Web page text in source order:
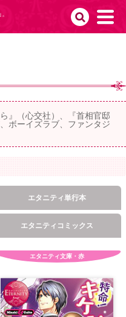
』（心交社）、『首相官邸
ボーイズラブ、ファンタジ
エタニティ単行本
エタニティコミックス
エタニティ文庫・赤